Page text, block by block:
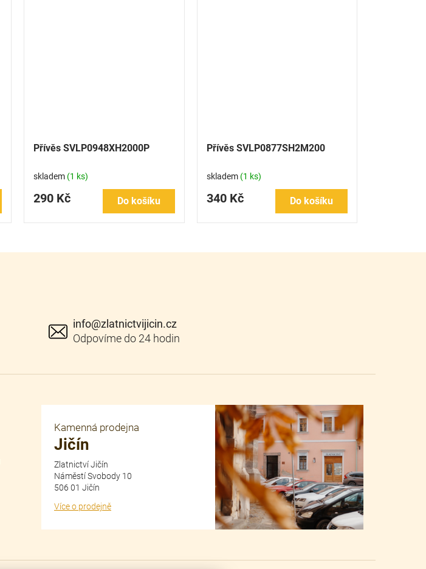
Přívěs SVLP0948XH2000P
skladem (1 ks)
290 Kč Do košíku
Přívěs SVLP0877SH2M200
skladem (1 ks)
340 Kč Do košíku
info@zlatnictvijicin.cz
Kamenná prodejna
Jičín
Zlatnictví Jičín
Náměstí Svobody 10
506 01 Jičín
Více o prodejně